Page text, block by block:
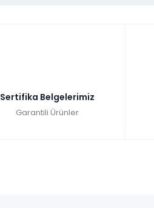
Sertifika Belgelerimiz
Garantili Ürünler